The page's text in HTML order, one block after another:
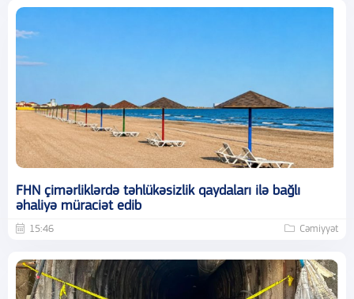
FHN çimərliklərdə təhlükəsizlik qaydaları ilə bağlı
əhaliyə müraciət edib
15:46 Cəmiyyət